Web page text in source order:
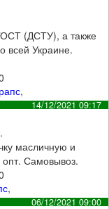
(ДСТУ), а также
всей Украине.
рапс,
14/12/2021 09:17
масличную и
опт. Самовывоз.
,
06/12/2021 09:00